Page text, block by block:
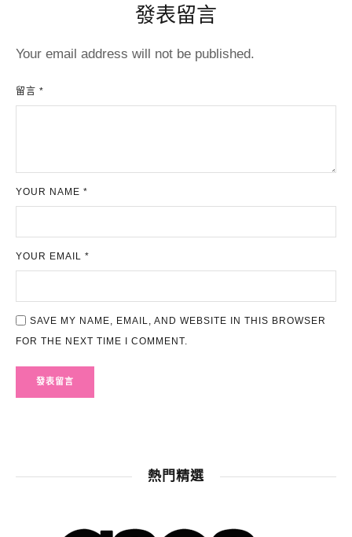
發表留言
Your email address will not be published.
留言 *
YOUR NAME *
YOUR EMAIL *
SAVE MY NAME, EMAIL, AND WEBSITE IN THIS BROWSER
FOR THE NEXT TIME I COMMENT.
熱門精選